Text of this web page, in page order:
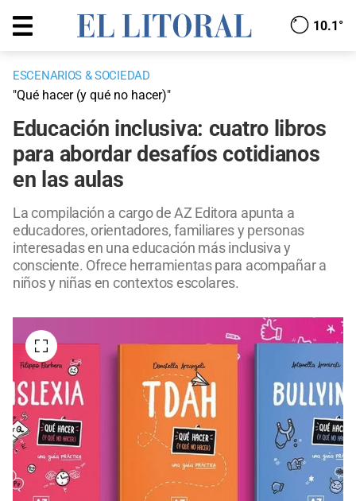
10.1°
ESCENARIOS & SOCIEDAD
"Qué hacer (y qué no hacer)"
Educación inclusiva: cuatro libros
para abordar desafíos cotidianos
en las aulas
La compilación a cargo de AZ Editora apunta a
educadores, orientadores, familiares y personas
interesadas en una educación más inclusiva y
consciente. Ofrece herramientas para acompañar a
niños y niñas en contextos escolares.